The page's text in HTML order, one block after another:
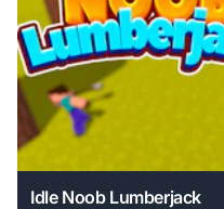
Idle Noob Lumberjack